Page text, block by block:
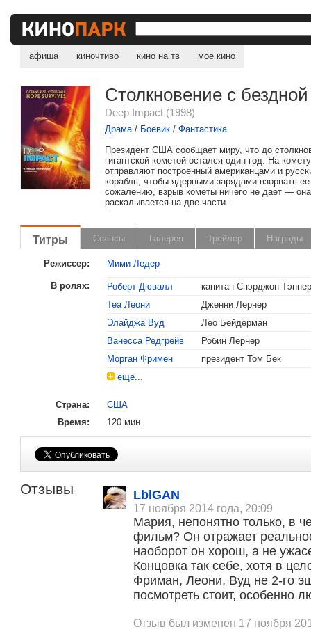
афиша киночтиво кино на тв мое кино
Столкновение с бездной
Deep Impact (1998)
Драма/ Боевик /Фантастика
Президент США сообщает миру, что до
гигантской кометой остался один год. На комету
отправляют построенный американцами и
корабль, чтобы ядерными зарядами взорвать
сожалению, взрыв кометы ничего не дает —
раскалывается на две части...
Титры Сеансы Галерея Трейлер Награды
Режиссер: Мими Ледер
В ролях: Роберт Дювалл
капитан Спэрджон
Теа Леони
Дженни Лернер
Элайджа Вуд
Лео Бейдерман
Ванесса Редгрейв
Робин Лернер
Морган Фримен
президент Том Бек
еще...
Страна:
США
Время:
120 мин.
Отзывы LblGAN
17 ноября 2014 года, 20:09
Мария, непонятно только, в
фильм? Он отражает
наоборот он хорош, а не
Концовка так себе, хотя в
Фриман, Леони, Вуд не 2-го
посмотреть стоит, особенно
Отзыв был изменен 17 ноября